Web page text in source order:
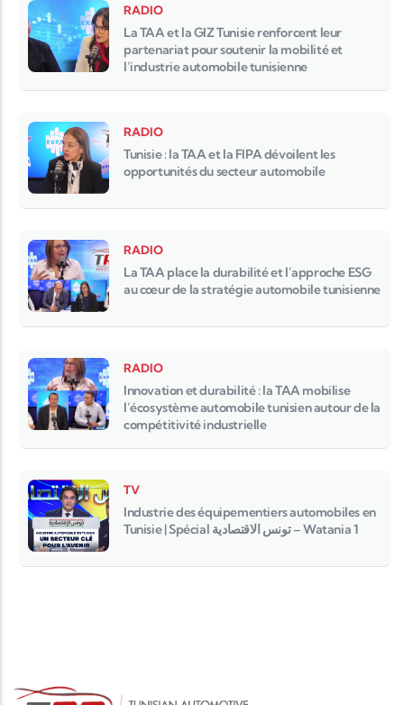
RADIO
La TAA et la GIZ Tunisie renforcent leur
partenariat pour soutenir la mobilité et
l’industrie automobile tunisienne
RADIO
Tunisie : la TAA et la FIPA dévoilent les
opportunités du secteur automobile
RADIO
La TAA place la durabilité et l’approche ESG
au cœur de la stratégie automobile tunisienne
RADIO
Innovation et durabilité : la TAA mobilise
l’écosystème automobile tunisien autour de la
compétitivité industrielle
TV
Industrie des équipementiers automobiles en
Tunisie | Spécial تونس الاقتصادية – Watania 1